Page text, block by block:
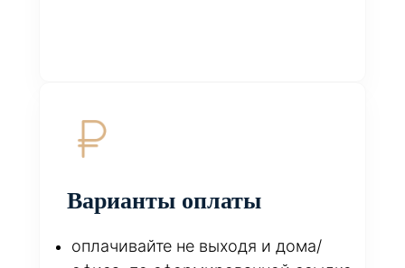
Варианты оплаты
оплачивайте не выходя и дома/